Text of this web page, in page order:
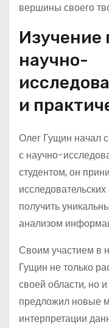
вершины своего
Изучение
научно-
и
Олег Гущин начал
с научно-
студентом, он
получить
анализом
Своим участием в
Гущин не только
своей области, но
предложил новые
интерпретации